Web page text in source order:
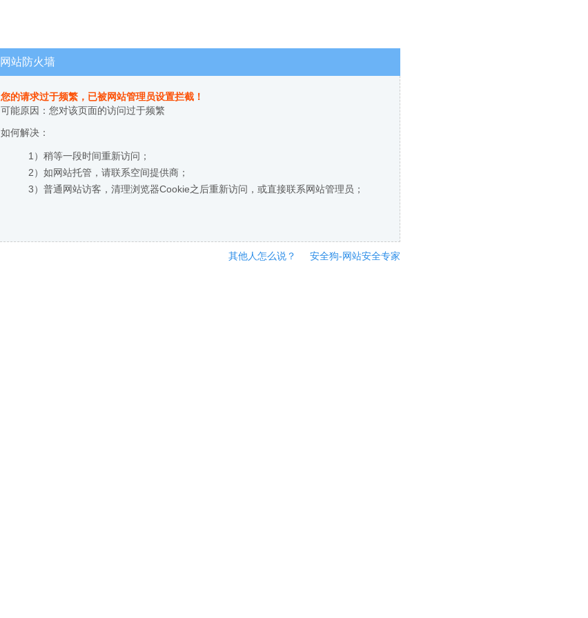
网站防火墙
您的请求过于频繁，已被网站管理员设置拦截！
可能原因：您对该页面的访问过于频繁
如何解决：
1）稍等一段时间重新访问；
2）如网站托管，请联系空间提供商；
3）普通网站访客，清理浏览器Cookie之后重新访问，或直接联系网站管理员；
其他人怎么说？ 安全狗-网站安全专家